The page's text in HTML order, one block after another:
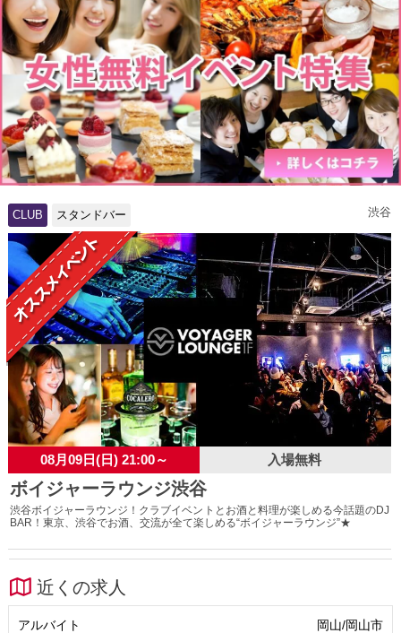
CLUB スタンドバー 渋谷
08月09日(日) 21:00～ 入場無料
ボイジャーラウンジ渋谷
渋谷ボイジャーラウンジ！クラブイベントとお酒と料理が楽しめる今話題のDJ
BAR！東京、渋谷でお酒、交流が全て楽しめる“ボイジャーラウンジ”★
近くの求人
アルバイト 岡山/岡山市